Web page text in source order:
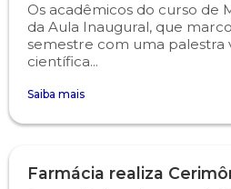
Os acadêmicos do curso de
da Aula Inaugural, que
semestre com uma palestra
científica...
Saiba mais
Farmácia realiza
Simulado Preparatório